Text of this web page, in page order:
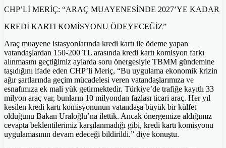
CHP’Lİ MERİÇ: “ARAÇ MUAYENESİNDE 2027’YE KADAR
KREDİ KARTI KOMİSYONU ÖDEYECEĞİZ”
Araç muayene istasyonlarında kredi kartı ile ödeme yapan
vatandaşlardan 150-200 TL arasında kredi kartı komisyon farkı
alınmasını geçtiğimiz aylarda soru önergesiyle TBMM gündemine
taşıdığını ifade eden CHP’li Meriç, “Bu uygulama ekonomik krizin
ağır şartlarında geçim mücadelesi veren vatandaşlarımıza ve
esnafımıza ek mali yük getirmektedir. Türkiye’de trafiğe kayıtlı 33
milyon araç var, bunların 10 milyondan fazlası ticari araç. Her yıl
kesilen kredi kartı komisyonunun vatandaşa büyük bir külfet
olduğunu Bakan Uraloğlu’na ilettik. Ancak önergemize aldığımız
cevapta beklentilerimiz karşılanmadığı gibi, kredi kartı komisyonu
uygulamasının devam edeceği bildirildi.” diye konuştu.